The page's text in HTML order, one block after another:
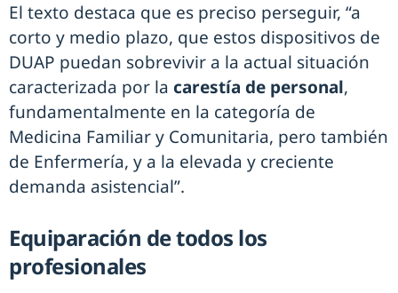
El texto destaca que es preciso perseguir, “a
corto y medio plazo, que estos dispositivos de
DUAP puedan sobrevivir a la actual situación
caracterizada por la carestía de personal,
fundamentalmente en la categoría de
Medicina Familiar y Comunitaria, pero también
de Enfermería, y a la elevada y creciente
demanda asistencial”.
Equiparación de todos los
profesionales